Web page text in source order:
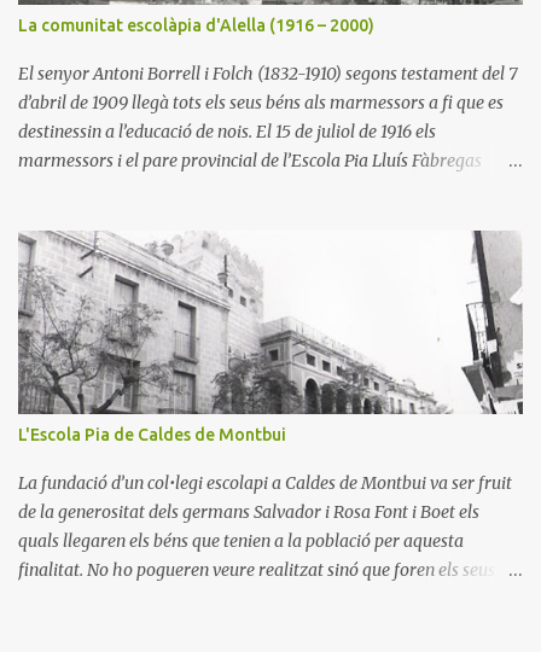
considerablement. El 1926 el pare rector Salvador Soler comprà
un solar al xamfrà de la Travessera de Gràcia amb el carrer Balmes
i començà les obres per un nou edifici de col•legi, el qual s’inaugurà
el vint-...
La comunitat escolàpia d'Alella (1916 – 2000)
El senyor Antoni Borrell i Folch (1832-1910) segons testament del 7
d’abril de 1909 llegà tots els seus béns als marmessors a fi que es
destinessin a l’educació de nois. El 15 de juliol de 1916 els
marmessors i el pare provincial de l’Escola Pia Lluís Fàbregas
dur a terme la voluntat del fundador. El 27 de juliol de 1916 es
constituí la primera comunitat d’escolapis. El rector va ser el pare
Josep Ricart. Els juniors que estudiaven els darrers cursos de
teologia a Moià s’hi traslladaren per a continuar-los sota el
mestratge del pare Agustí Cuadras. El setembre següent s’obriren
les classes als nois del poble. El 23 de setembre de 1925 el pare
rector Joaquim Flaquer inaugura els dos pisos que s’acabaven
alguns desperfectes de la cúpula del saló de cristall. En aquest curs
(1925-1926) hi...
L'Escola Pia de Caldes de Montbui
La fundació d’un col•legi escolapi a Caldes de Montbui va ser fruit
de la generositat dels germans Salvador i Rosa Font i Boet els
quals llegaren els béns que tenien a la població per aquesta
finalitat. No ho pogueren veure realitzat sinó que foren els seus